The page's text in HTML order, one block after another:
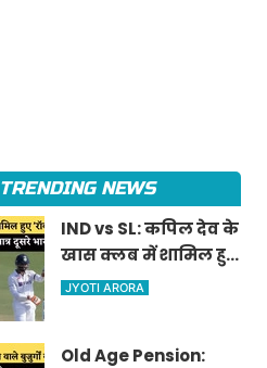
TRENDING NEWS
IND vs SL: कपिल देव के
खास क्लब में शामिल हुए
'रॉकस्टार' जडेजा, ऐसा
JYOTI ARORA
Old Age Pension: